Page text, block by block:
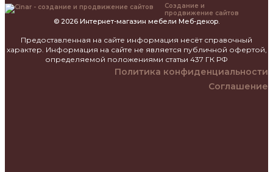
Создание и
продвижение сайтов
© 2026 Интернет-магазин мебели Меб-декор.
Предоставленная на сайте информация несёт справочный
характер. Информация на сайте не является публичной офертой,
определяемой положениями статьи 437 ГК РФ
Политика конфиденциальности
Соглашение